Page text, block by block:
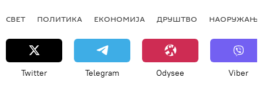
СВЕТ ПОЛИТИКА ЕКОНОМИЈА ДРУШТВО НАОРУЖАЊЕ
Twitter Telegram Odysee Viber